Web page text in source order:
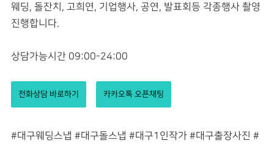
웨딩, 돌잔치, 고희연, 기업행사, 공연, 발표회등 각종행사 촬영
진행합니다.
상담가능시간 09:00-24:00
전화상담 바로하기 카카오톡 오픈채팅
#대구웨딩스냅 #대구돌스냅 #대구1인작가 #대구출장사진 #